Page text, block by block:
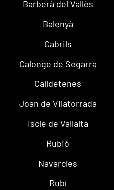
Barberà del Vallès
Balenyà
Cabrils
Calonge de Segarra
Calldetenes
Joan de Vilatorrada
Iscle de Vallalta
Rubió
Navarcles
Rubí